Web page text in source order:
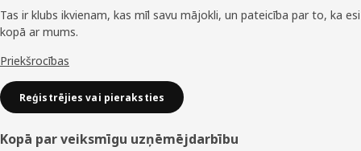
Tas ir klubs ikvienam, kas mīl savu mājokli, un pateicība par to, ka esi
kopā ar mums.
Priekšrocības
Reģistrējies vai pieraksties
Kopā par veiksmīgu uzņēmējdarbību